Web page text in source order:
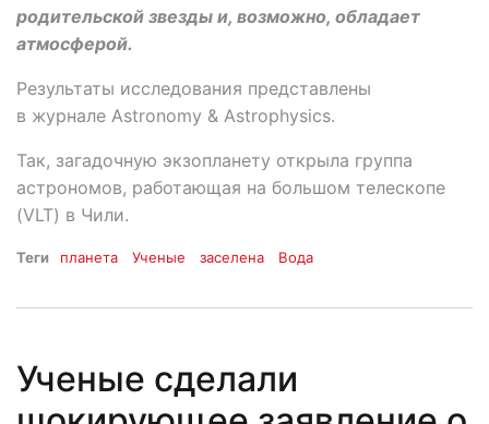
родительской звезды и, возможно, обладает
атмосферой.
Результаты исследования представлены
в журнале Astronomy & Astrophysics.
Так, загадочную экзопланету открыла группа
астрономов, работающая на большом телескопе
(VLT) в Чили.
Теги планета Ученые заселена Вода
Ученые сделали